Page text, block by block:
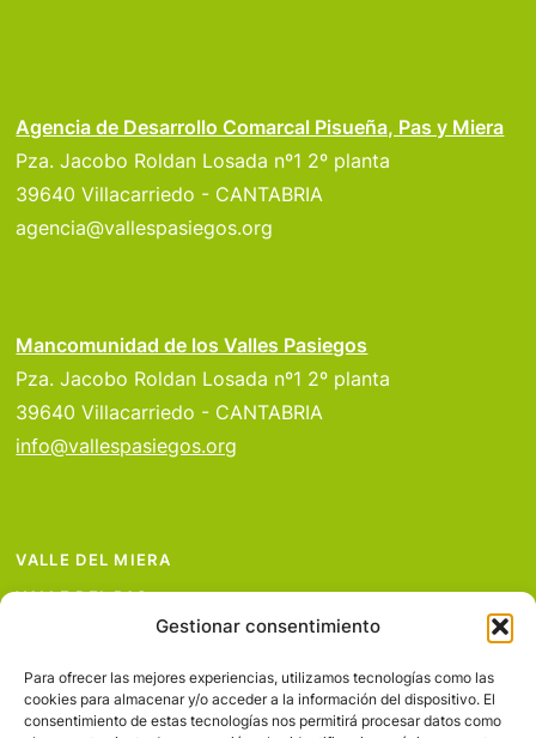
Gestionar consentimiento
Para ofrecer las mejores experiencias, utilizamos tecnologías como las
cookies para almacenar y/o acceder a la información del dispositivo. El
consentimiento de estas tecnologías nos permitirá procesar datos como
Agencia de Desarrollo Comarcal Pisueña, Pas y Miera
Pza. Jacobo Roldan Losada nº1 2º planta
39640 Villacarriedo - CANTABRIA
agencia@vallespasiegos.org
Mancomunidad de los Valles Pasiegos
Pza. Jacobo Roldan Losada nº1 2º planta
39640 Villacarriedo - CANTABRIA
info@vallespasiegos.org
VALLE DEL MIERA
VALLE DEL PAS
VALLE DEL PISUEÑA
PROYECTOS
SERVICIOS